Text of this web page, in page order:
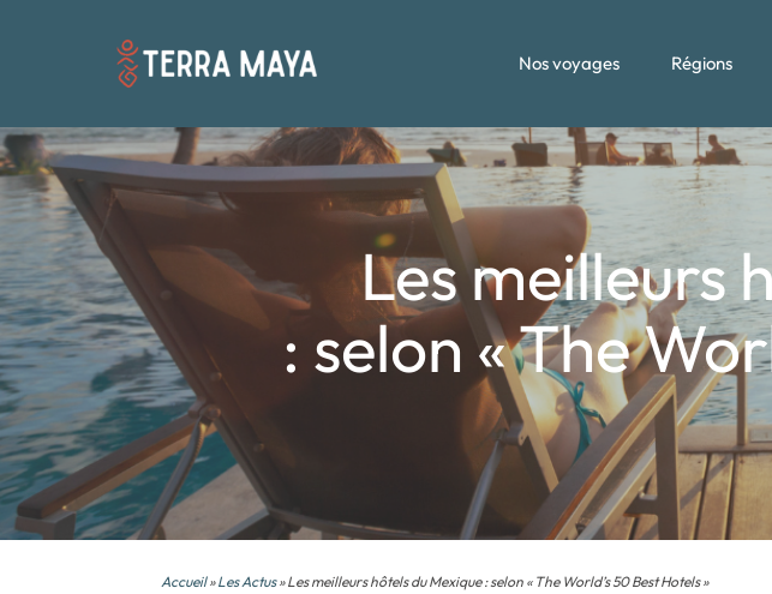
Nos voyages Régions
Les meilleurs
: selon « The
Accueil»Les Actus» Les meilleurs hôtels du Mexique : selon « The World’s 50 Best Hotels »